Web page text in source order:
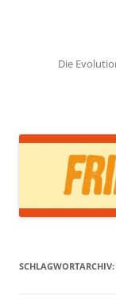
Die
SCHLAGWORTARCHIV: